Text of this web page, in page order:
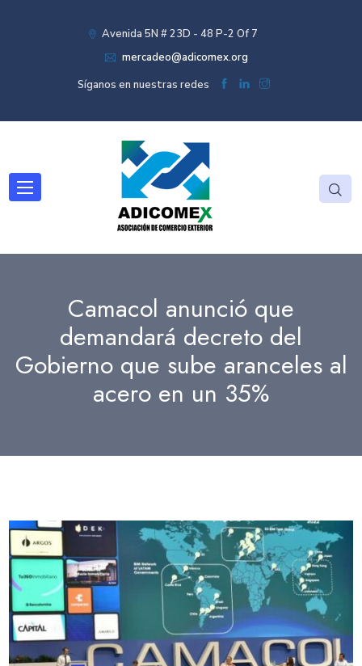
Avenida 5N # 23D - 48 P-2 Of 7
mercadeo@adicomex.org
Síganos en nuestras redes
Camacol anunció que
demandará decreto del
Gobierno que sube aranceles al
acero en un 35%